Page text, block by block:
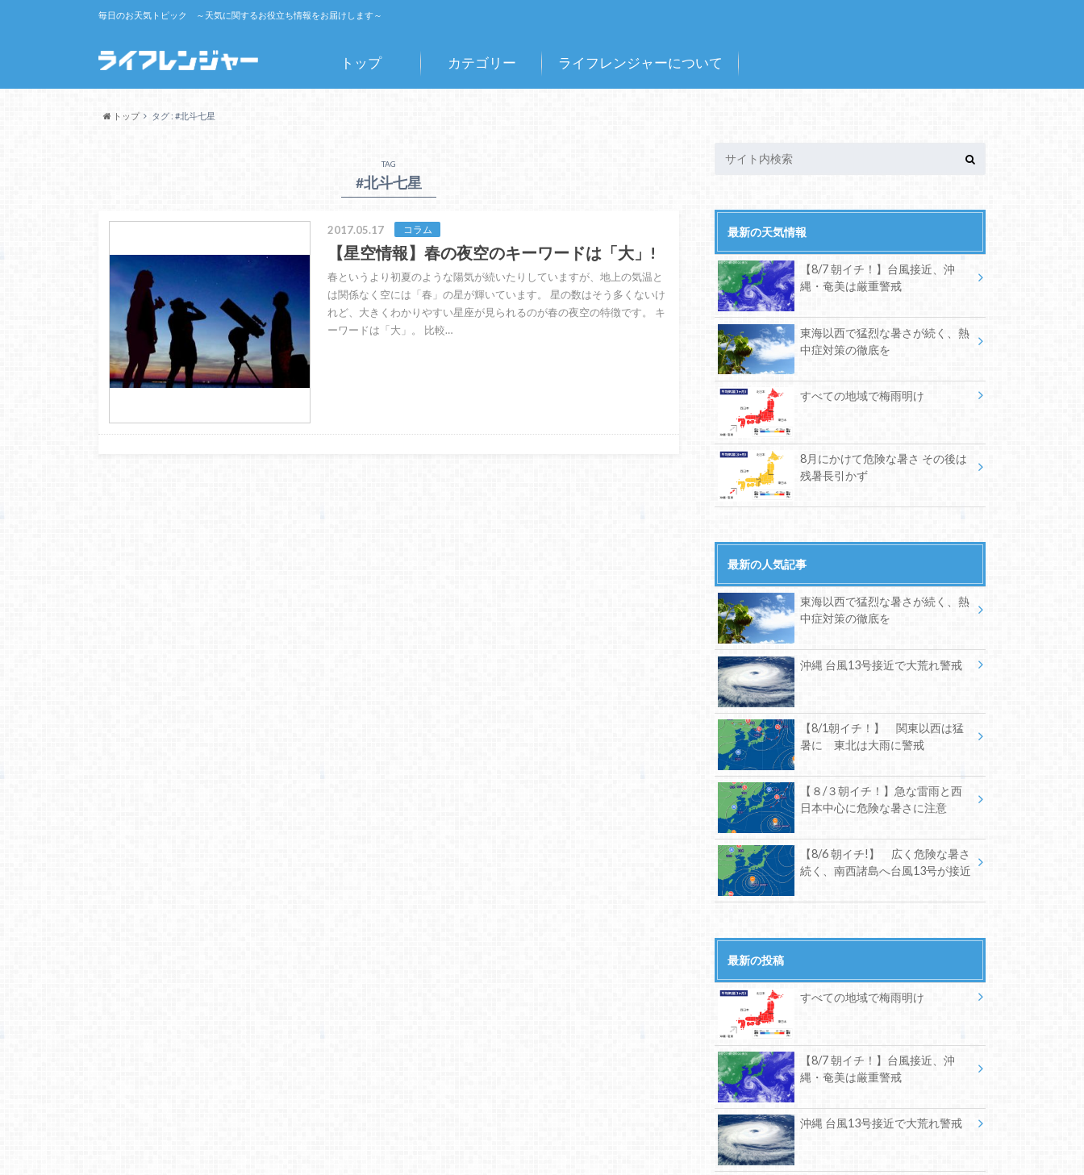
毎日のお天気トピック ～天気に関するお役立ち情報をお届けします～
トップ カテゴリー ライフレンジャーについて
トップ タグ : #北斗七星
TAG
#北斗七星
2017.05.17 コラム
【星空情報】春の夜空のキーワードは「大」!
春というより初夏のような陽気が続いたりしていますが、地上の気温と
は関係なく空には「春」の星が輝いています。 星の数はそう多くないけ
れど、大きくわかりやすい星座が見られるのが春の夜空の特徴です。 キ
ーワードは「大」。 比較…
最新の天気情報
【8/7 朝イチ！】台風接近、沖
縄・奄美は厳重警戒
東海以西で猛烈な暑さが続く、熱
中症対策の徹底を
すべての地域で梅雨明け
8月にかけて危険な暑さ その後は
残暑長引かず
最新の人気記事
東海以西で猛烈な暑さが続く、熱
中症対策の徹底を
沖縄 台風13号接近で大荒れ警戒
【8/1朝イチ！】 関東以西は猛
暑に 東北は大雨に警戒
【８/３朝イチ！】急な雷雨と西
日本中心に危険な暑さに注意
【8/6 朝イチ!】 広く危険な暑さ
続く、南西諸島へ台風13号が接近
最新の投稿
すべての地域で梅雨明け
【8/7 朝イチ！】台風接近、沖
縄・奄美は厳重警戒
沖縄 台風13号接近で大荒れ警戒